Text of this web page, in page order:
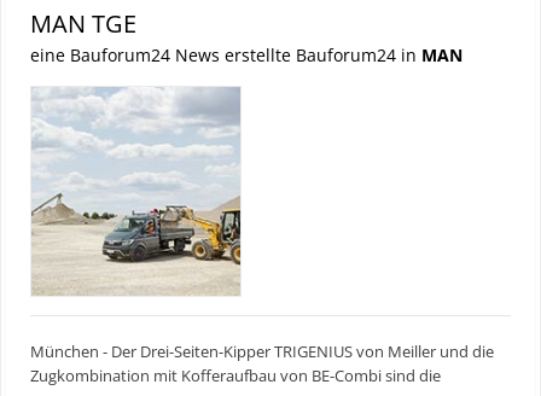
MAN TGE
eine Bauforum24 News erstellte Bauforum24 in MAN
München - Der Drei-Seiten-Kipper TRIGENIUS von Meiller und die
Zugkombination mit Kofferaufbau von BE-Combi sind die